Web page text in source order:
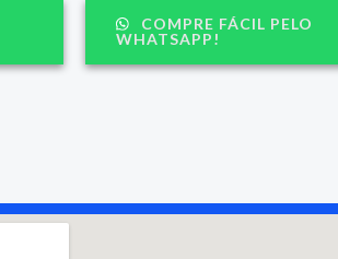
COMPRE FÁCIL PELO
WHATSAPP!